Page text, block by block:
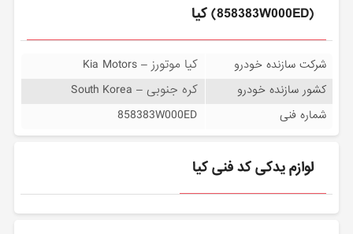
(858383W000ED) کیا
شرکت سازنده خودرو کیا موتورز – Kia Motors
کشور سازنده خودرو کره جنوبی – South Korea
شماره فنی 858383W000ED
لوازم یدکی کد فنی کیا